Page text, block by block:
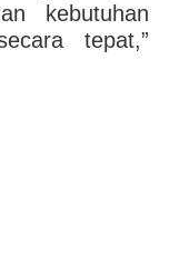
kebutuhan
tepat,”